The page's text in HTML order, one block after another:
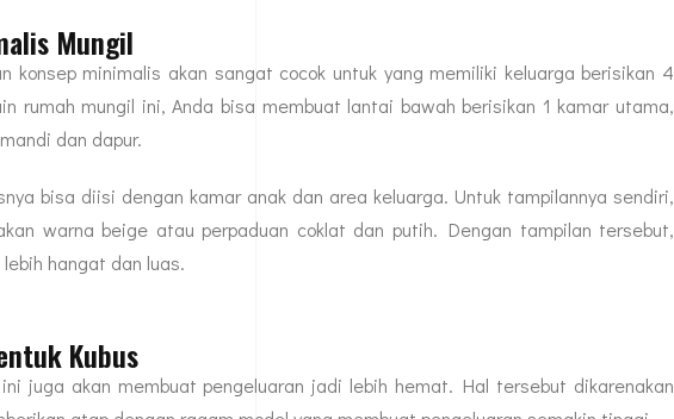
Mungil
konsep minimalis akan sangat cocok untuk yang memiliki keluarga berisikan 4
rumah mungil ini, Anda bisa membuat lantai bawah berisikan 1 kamar utama,
dan dapur.
bisa diisi dengan kamar anak dan area keluarga. Untuk tampilannya sendiri,
warna beige atau perpaduan coklat dan putih. Dengan tampilan tersebut,
hangat dan luas.
Kubus
juga akan membuat pengeluaran jadi lebih hemat. Hal tersebut dikarenakan